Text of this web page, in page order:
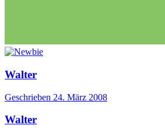
Walter
Geschrieben 24. März 2008
Walter